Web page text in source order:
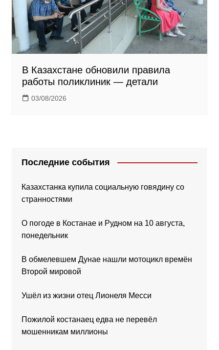
В Казахстане обновили правила
работы поликлиник — детали
03/08/2026
Последние события
Казахстанка купила социальную говядину со
странностями
О погоде в Костанае и Рудном на 10 августа,
понедельник
В обмелевшем Дунае нашли мотоцикл времён
Второй мировой
Ушёл из жизни отец Лионеля Месси
Пожилой костанаец едва не перевёл
мошенникам миллионы